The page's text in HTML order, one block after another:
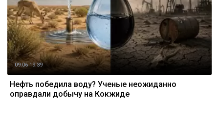
09.06 19:39
Нефть победила воду? Ученые неожиданно
оправдали добычу на Кокжиде